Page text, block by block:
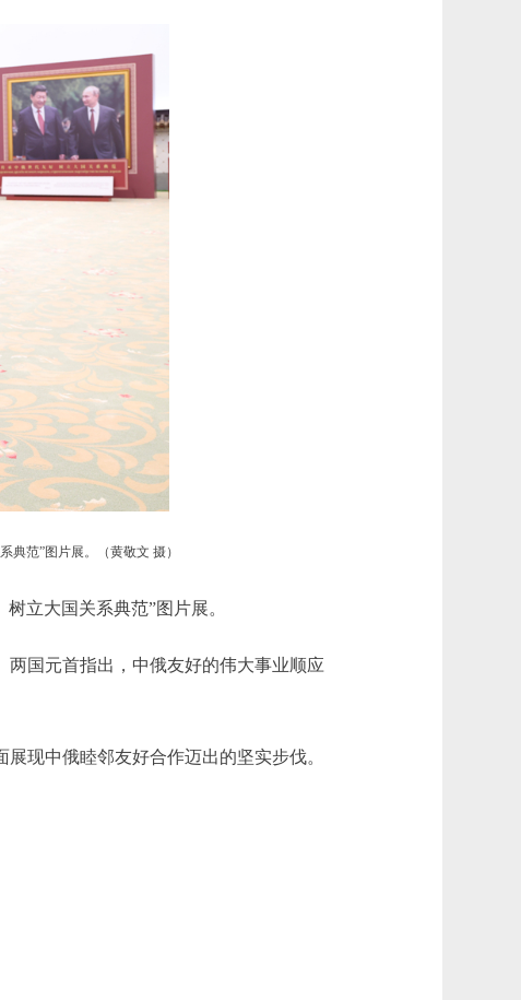
典范”图片展。（黄敬文 摄）
立大国关系典范”图片展。
国元首指出，中俄友好的伟大事业顺应
现中俄睦邻友好合作迈出的坚实步伐。